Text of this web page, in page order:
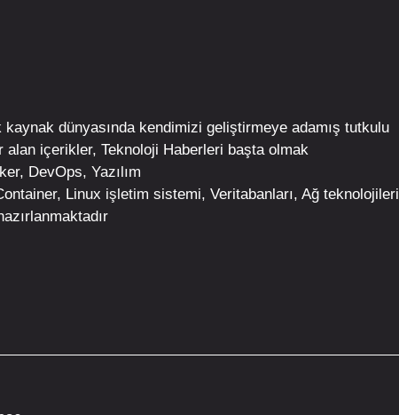
kaynak dünyasında kendimizi geliştirmeye adamış tutkulu
alan içerikler, Teknoloji Haberleri başta olmak
DevOps, Yazılım
, Linux işletim sistemi, Veritabanları, Ağ teknolojileri